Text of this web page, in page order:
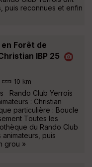
puis reconnues et enfin
en Forêt de
IBP 25
10 km
Rando Club Yerrois
: Christian
particulière : Boucle
Toutes les
du Rando Club
puis
grou »